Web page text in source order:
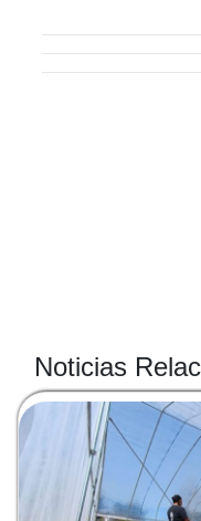
Noticias